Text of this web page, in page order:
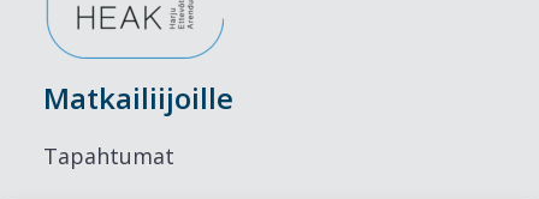
Matkailiijoille
Tapahtumat